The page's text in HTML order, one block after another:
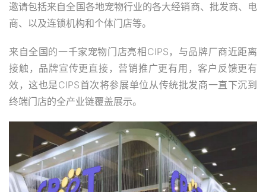
邀请包括来自全国各地宠物行业的各大经销商、批发商、电
商、以及连锁机构和个体门店等。
来自全国的一千家宠物门店亮相CIPS，与品牌厂商近距离
接触，品牌宣传更直接，营销推广更有用，客户反馈更有
效，这也是CIPS首次将参展单位从传统批发商一直下沉到
终端门店的全产业链覆盖展示。